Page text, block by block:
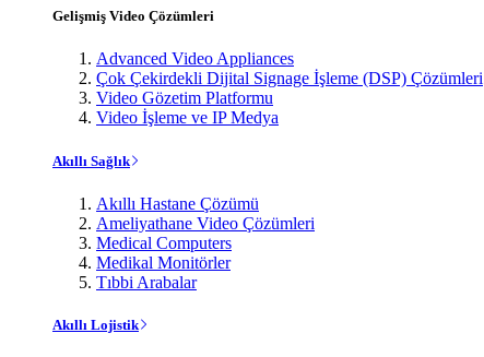
Gelişmiş Video Çözümleri
Advanced Video Appliances
Çok Çekirdekli Dijital Signage İşleme (DSP) Çözümleri
Video Gözetim Platformu
Video İşleme ve IP Medya
Akıllı Sağlık
Akıllı Hastane Çözümü
Ameliyathane Video Çözümleri
Medical Computers
Medikal Monitörler
Tıbbi Arabalar
Akıllı Lojistik